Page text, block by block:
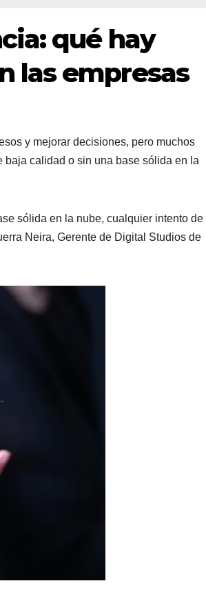
qué hay
las empresas
y mejorar decisiones, pero muchos
baja calidad o sin una base sólida en la
sólida en la nube, cualquier intento de
Neira, Gerente de Digital Studios de